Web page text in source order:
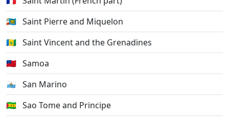
🇵🇲 Saint Pierre and Miquelon
🇻🇨 Saint Vincent and the Grenadines
🇼🇸 Samoa
🇸🇲
San Marino
🇸🇹 Sao Tome and Principe